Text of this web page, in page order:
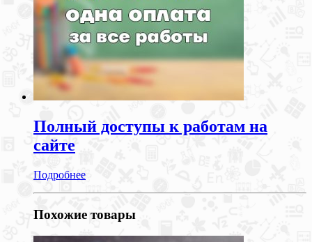
Полный доступы к работам на
сайте
Подробнее
Похожие товары